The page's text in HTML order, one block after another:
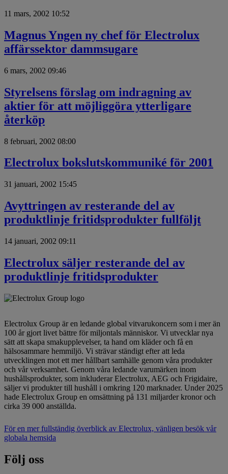
11 mars, 2002 10:52
Magnus Yngen ny chef för Electrolux
affärssektor dammsugare
6 mars, 2002 09:46
Styrelsens förslag om indragning av
aktier för att möjliggöra ytterligare
återköp
8 februari, 2002 08:00
Electrolux bokslutskommuniké för 2001
31 januari, 2002 15:45
Avyttringen av resterande del av
produktlinje fritidsprodukter fullföljt
14 januari, 2002 09:11
Electrolux säljer resterande del av
produktlinje fritidsprodukter
Electrolux Group är en ledande global vitvarukoncern som i mer än
100 år gjort livet bättre för miljontals människor. Vi utvecklar nya
sätt att skapa smakupplevelser, ta hand om kläder och få en
hälsosammare hemmiljö. Vi strävar ständigt efter att leda
utvecklingen mot ett mer hållbart samhälle genom våra produkter
och vår verksamhet. Genom våra ledande varumärken inom
hushållsprodukter, som inkluderar Electrolux, AEG och Frigidaire,
säljer vi produkter till hushåll i omkring 120 marknader. Under 2025
hade Electrolux Group en omsättning på 131 miljarder kronor och
cirka 39 000 anställda.
För en mer fullständig överblick av Electrolux, vänligen besök vår
globala hemsida
Följ oss